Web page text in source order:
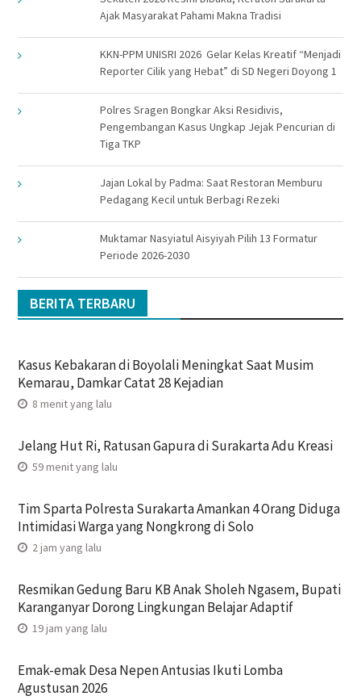
Ajak Masyarakat Pahami Makna Tradisi
KKN-PPM UNISRI 2026 Gelar Kelas Kreatif “Menjadi
Reporter Cilik yang Hebat” di SD Negeri Doyong 1
Polres Sragen Bongkar Aksi Residivis,
Pengembangan Kasus Ungkap Jejak Pencurian di
Tiga TKP
Jajan Lokal by Padma: Saat Restoran Memburu
Pedagang Kecil untuk Berbagi Rezeki
Muktamar Nasyiatul Aisyiyah Pilih 13 Formatur
Periode 2026-2030
BERITA TERBARU
Kasus Kebakaran di Boyolali Meningkat Saat Musim
Kemarau, Damkar Catat 28 Kejadian
8 menit yang lalu
Jelang Hut Ri, Ratusan Gapura di Surakarta Adu Kreasi
59 menit yang lalu
Tim Sparta Polresta Surakarta Amankan 4 Orang Diduga
Intimidasi Warga yang Nongkrong di Solo
2 jam yang lalu
Resmikan Gedung Baru KB Anak Sholeh Ngasem, Bupati
Karanganyar Dorong Lingkungan Belajar Adaptif
19 jam yang lalu
Emak-emak Desa Nepen Antusias Ikuti Lomba
Agustusan 2026